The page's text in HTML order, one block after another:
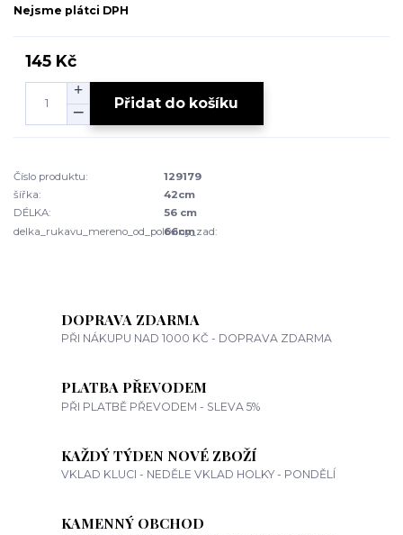
Nejsme plátci DPH
145 Kč
Přidat do košíku
Číslo produktu:
129179
šířka:
42cm
DÉLKA:
56 cm
delka_rukavu_mereno_od_poloviny_zad:
66cm
DOPRAVA ZDARMA
PŘI NÁKUPU NAD 1000 KČ - DOPRAVA ZDARMA
PLATBA PŘEVODEM
PŘI PLATBĚ PŘEVODEM - SLEVA 5%
KAŽDÝ TÝDEN NOVÉ ZBOŽÍ
VKLAD KLUCI - NEDĚLE VKLAD HOLKY - PONDĚLÍ
KAMENNÝ OBCHOD